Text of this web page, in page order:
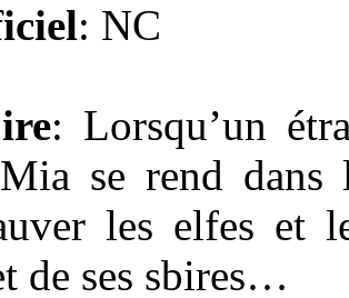
: NC
: Lorsqu’un
se rend dans
les elfes et
de ses sbires…